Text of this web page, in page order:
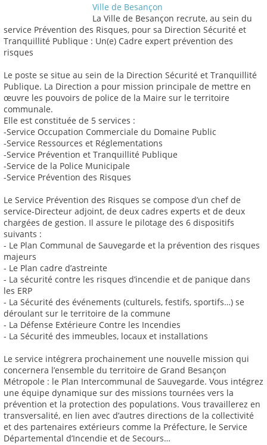
Ville de Besançon
La Ville de Besançon recrute, au sein du
service Prévention des Risques, pour sa Direction Sécurité et
Tranquillité Publique : Un(e) Cadre expert prévention des
risques
Le poste se situe au sein de la Direction Sécurité et Tranquillité
Publique. La Direction a pour mission principale de mettre en
œuvre les pouvoirs de police de la Maire sur le territoire
communale.
Elle est constituée de 5 services :
-Service Occupation Commerciale du Domaine Public
-Service Ressources et Réglementations
-Service Prévention et Tranquillité Publique
-Service de la Police Municipale
-Service Prévention des Risques
Le Service Prévention des Risques se compose d’un chef de
service-Directeur adjoint, de deux cadres experts et de deux
chargées de gestion. Il assure le pilotage des 6 dispositifs
suivants :
- Le Plan Communal de Sauvegarde et la prévention des risques
majeurs
- Le Plan cadre d’astreinte
- La sécurité contre les risques d’incendie et de panique dans
les ERP
- La Sécurité des événements (culturels, festifs, sportifs…) se
déroulant sur le territoire de la commune
- La Défense Extérieure Contre les Incendies
- La Sécurité des immeubles, locaux et installations
Le service intégrera prochainement une nouvelle mission qui
concernera l’ensemble du territoire de Grand Besançon
Métropole : le Plan Intercommunal de Sauvegarde. Vous intégrez
une équipe dynamique sur des missions tournées vers la
prévention et la protection des populations. Vous travaillerez en
transversalité, en lien avec d’autres directions de la collectivité
et des partenaires extérieurs comme la Préfecture, le Service
Départemental d’Incendie et de Secours…